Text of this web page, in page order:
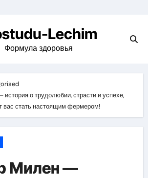
Lechim
Формула здоровья
о трудолюбии, страсти и успехе,
вас стать настоящим фермером!
Милен —